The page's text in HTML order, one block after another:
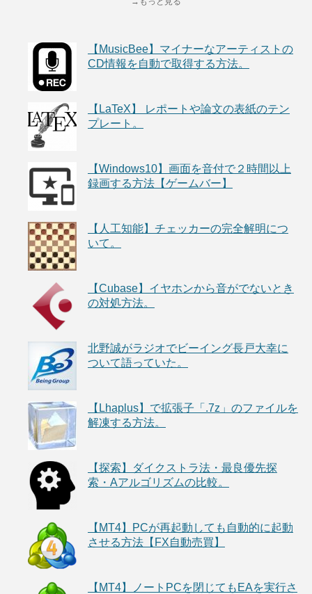
【MusicBee】マイナーなアーティストの
CD情報を自動で取得する方法。
【LaTeX】 レポートや論文の表紙のテン
プレート。
【Windows10】画面を音付で２時間以上
録画する方法【ゲームバー】
【人工知能】チェッカーの完全解明につ
いて。
【Cubase】イヤホンから音がでないとき
の対処方法。
北野誠がラジオでビーイング長戸大幸に
ついて語っていた。
【Lhaplus】で拡張子「.7z」のファイルを
解凍する方法。
【探索】ダイクストラ法・最良優先探
索・Aアルゴリズムの比較。
【MT4】PCが再起動しても自動的に起動
させる方法【FX自動売買】
【MT4】ノートPCを閉じてもEAを実行さ